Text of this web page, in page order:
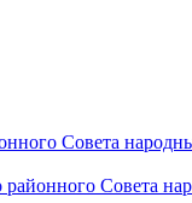
Совета
районного Совета